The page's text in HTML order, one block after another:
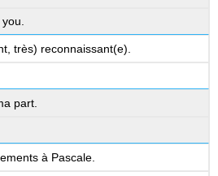
you.
très) reconnaissant(e).
part.
à Pascale.